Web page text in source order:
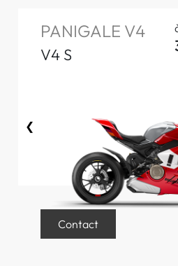
❮
PANIGALE V4
V4 S
Contact